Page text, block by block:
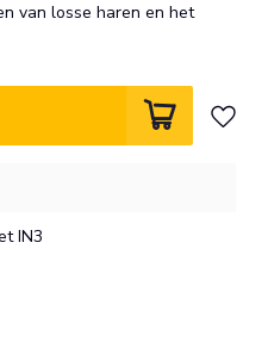
van losse haren en het
IN3